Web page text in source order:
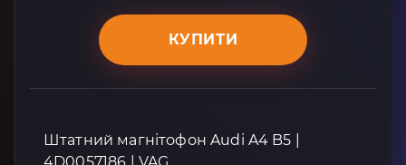
КУПИТИ
Штатний магнітофон Audi A4 B5 |